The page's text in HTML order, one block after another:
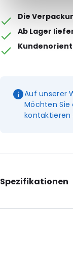
Die
Ab Lager
Auf unserer
Möchten
kontaktieren
Spezifikationen
Internal Length: 324